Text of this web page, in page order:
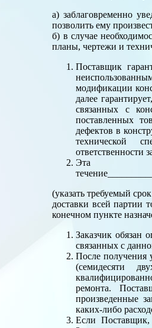
а) заблаговременно
позволить ему
б) в случае
планы, чертежи и
Поставщик
модификации
далее
связанных с
поставленных
дефектов в
технической
ответственности
Эта
(указать требуемый
доставки всей партии
конечном пункте
Заказчик обязан
связанных с
После получения
(семидесяти
ремонта.
произведенные
каких-либо
Если Поставщик,